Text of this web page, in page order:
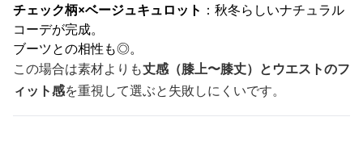
チェック柄×ベージュキュロット ：秋冬らしいナチュラル
コーデが完成。
ブーツとの相性も◎。
この場合は素材よりも丈感（膝上〜膝丈）とウエストのフ
ィット感を重視して選ぶと失敗しにくいです。